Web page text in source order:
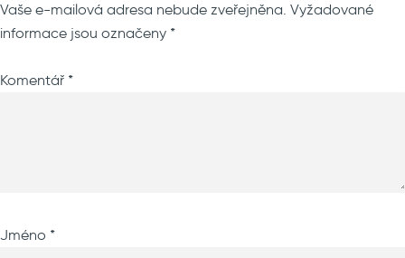
Vaše e-mailová adresa nebude zveřejněna. Vyžadované
informace jsou označeny *
Komentář *
Jméno *